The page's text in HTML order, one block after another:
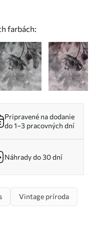
farbách:
Pripravené na dodanie
do 1–3 pracovných dní
Náhrady do 30 dní
Vintage príroda